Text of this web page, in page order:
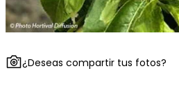
¿Deseas compartir tus fotos?